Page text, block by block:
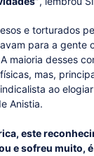
e torturados
para a gente
maioria desses
mas,
ao
Anistia.
este
e sofreu muito,